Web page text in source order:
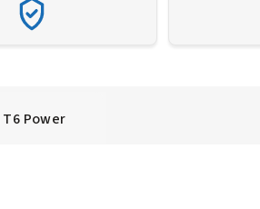
T6 Power